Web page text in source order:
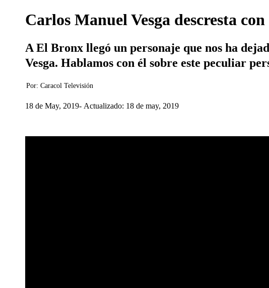
Carlos Manuel Vesga descresta
A El Bronx llegó un personaje que nos ha
Vesga. Hablamos con él sobre este peculiar
Por: Caracol Televisión
18 de May, 2019 Actualizado: 18 de may, 2019